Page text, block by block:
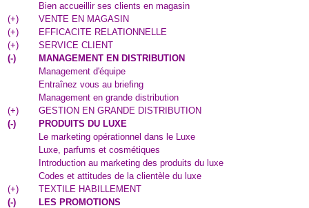
Bien accueillir ses clients en magasin
(+)
VENTE EN MAGASIN
(+)
EFFICACITE RELATIONNELLE
(+)
SERVICE CLIENT
(-)
MANAGEMENT EN DISTRIBUTION
Management d'équipe
Entraînez vous au briefing
Management en grande distribution
(+)
GESTION EN GRANDE DISTRIBUTION
(-)
PRODUITS DU LUXE
Le marketing opérationnel dans le Luxe
Luxe, parfums et cosmétiques
Introduction au marketing des produits du luxe
Codes et attitudes de la clientèle du luxe
(+)
TEXTILE HABILLEMENT
(-)
LES PROMOTIONS